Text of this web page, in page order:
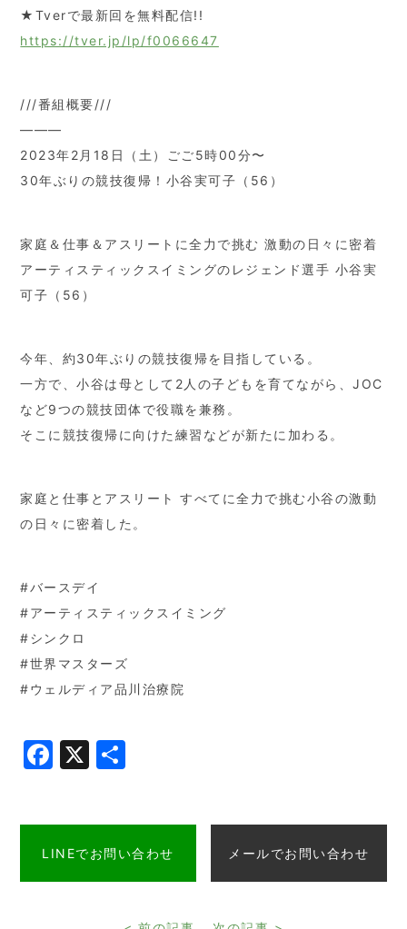
★Tverで最新回を無料配信!!
https://tver.jp/lp/f0066647
///番組概要///
———
2023年2月18日（土）ごご5時00分〜
30年ぶりの競技復帰！小谷実可子（56）
家庭＆仕事＆アスリートに全力で挑む 激動の日々に密着
アーティスティックスイミングのレジェンド選手 小谷実
可子（56）
今年、約30年ぶりの競技復帰を目指している。
一方で、小谷は母として2人の子どもを育てながら、JOC
など9つの競技団体で役職を兼務。
そこに競技復帰に向けた練習などが新たに加わる。
家庭と仕事とアスリート すべてに全力で挑む小谷の激動
の日々に密着した。
#バースデイ
#アーティスティックスイミング
#シンクロ
#世界マスターズ
#ウェルディア品川治療院
Facebook
X
LINEでお問い合わせ メールでお問い合わせ